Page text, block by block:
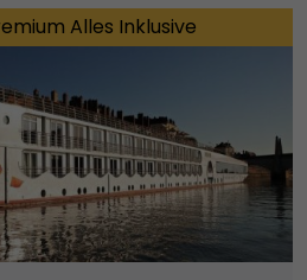
Alles Inklusive